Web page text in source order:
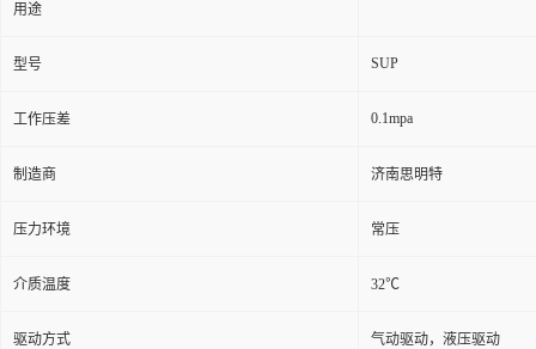
用途
型号 SUP
工作压差 0.1mpa
制造商 济南思明特
压力环境 常压
介质温度 32℃
驱动方式 气动驱动，液压驱动